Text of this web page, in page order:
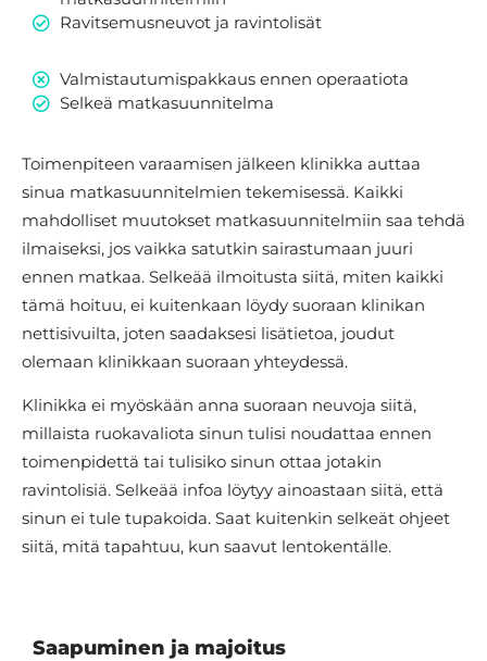
Ravitsemusneuvot ja ravintolisät
Valmistautumispakkaus ennen operaatiota
Selkeä matkasuunnitelma
Toimenpiteen varaamisen jälkeen klinikka auttaa
sinua matkasuunnitelmien tekemisessä. Kaikki
mahdolliset muutokset matkasuunnitelmiin saa tehdä
ilmaiseksi, jos vaikka satutkin sairastumaan juuri
ennen matkaa. Selkeää ilmoitusta siitä, miten kaikki
tämä hoituu, ei kuitenkaan löydy suoraan klinikan
nettisivuilta, joten saadaksesi lisätietoa, joudut
olemaan klinikkaan suoraan yhteydessä.
Klinikka ei myöskään anna suoraan neuvoja siitä,
millaista ruokavaliota sinun tulisi noudattaa ennen
toimenpidettä tai tulisiko sinun ottaa jotakin
ravintolisiä. Selkeää infoa löytyy ainoastaan siitä, että
sinun ei tule tupakoida. Saat kuitenkin selkeät ohjeet
siitä, mitä tapahtuu, kun saavut lentokentälle.
Saapuminen ja majoitus